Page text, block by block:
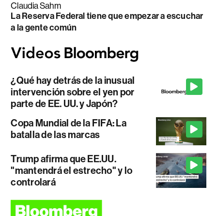
Claudia Sahm
La Reserva Federal tiene que empezar a escuchar
a la gente común
¿Qué hay detrás de la inusual
intervención sobre el yen por
parte de EE. UU. y Japón?
Copa Mundial de la FIFA: La
batalla de las marcas
Trump afirma que EE.UU.
"mantendrá el estrecho" y lo
controlará